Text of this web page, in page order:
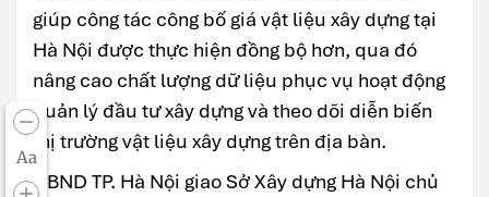
Aa
giúp công tác công bố giá vật liệu xây dựng tại
Hà Nội được thực hiện đồng bộ hơn, qua đó
nâng cao chất lượng dữ liệu phục vụ hoạt động
quản lý đầu tư xây dựng và theo dõi diễn biến
thị trường vật liệu xây dựng trên địa bàn.
UBND TP. Hà Nội giao Sở Xây dựng Hà Nội chủ